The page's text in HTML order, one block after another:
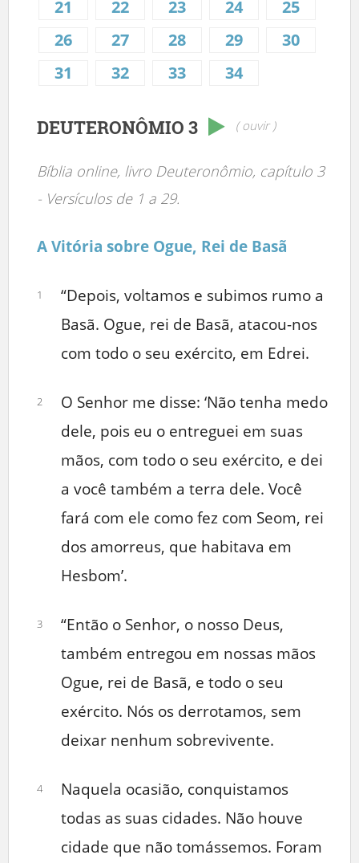
21
22 23 24
25
26
27 28 29
30
31
32 33 34
DEUTERONÔMIO 3 ( ouvir )
Bíblia online, livro Deuteronômio, capítulo 3
- Versículos de 1 a 29.
A Vitória sobre Ogue, Rei de Basã
1
“Depois, voltamos e subimos rumo a
Basã. Ogue, rei de Basã, atacou-nos
com todo o seu exército, em Edrei.
2
O Senhor me disse: ‘Não tenha medo
dele, pois eu o entreguei em suas
mãos, com todo o seu exército, e dei
a você também a terra dele. Você
fará com ele como fez com Seom, rei
dos amorreus, que habitava em
Hesbom’.
3
“Então o Senhor, o nosso Deus,
também entregou em nossas mãos
Ogue, rei de Basã, e todo o seu
exército. Nós os derrotamos, sem
deixar nenhum sobrevivente.
4
Naquela ocasião, conquistamos
todas as suas cidades. Não houve
cidade que não tomássemos. Foram